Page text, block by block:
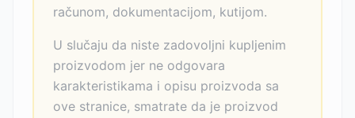
računom, dokumentacijom, kutijom.
U slučaju da niste zadovoljni kupljenim
proizvodom jer ne odgovara
karakteristikama i opisu proizvoda sa
ove stranice, smatrate da je proizvod